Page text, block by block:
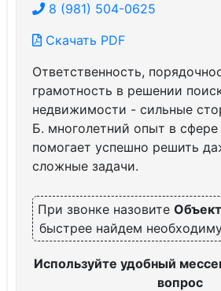
8 (981) 504-0625
Скачать PDF
Ответственность,
грамотность в решении
недвижимости - сильные
Б. многолетний опыт в
помогает успешно решить
сложные задачи.
При звонке назовите
быстрее найдем
Используйте удобный
вопрос